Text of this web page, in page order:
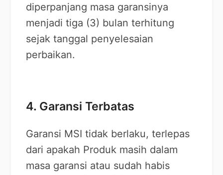
diperpanjang masa garansinya
menjadi tiga (3) bulan terhitung
sejak tanggal penyelesaian
perbaikan.
4. Garansi Terbatas
Garansi MSI tidak berlaku, terlepas
dari apakah Produk masih dalam
masa garansi atau sudah habis